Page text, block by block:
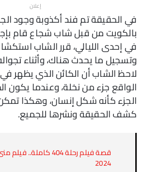
إعلان
في الحقيقة تم فند أكذوبة وجود
بالكويت من قبل شاب شجاع قام
في إحدى الليالي، قرر الشاب
وتسجيل ما يحدث هناك، وأثناء
لاحظ الشاب أن الكائن الذي يظهر
الواقع جزء من نخلة، وعندما يكون
الجزء كأنه شكل إنسان، وهكذا
كشف الحقيقة ونشرها للجميع.
قصة فيلم رحلة 404
2024